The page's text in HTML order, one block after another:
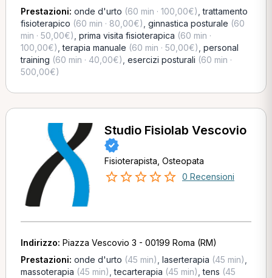
Prestazioni: onde d'urto (60 min · 100,00€) ,trattamento
fisioterapico (60 min · 80,00€) ginnastica posturale (60
min · 50,00€) prima visita fisioterapica (60 min ·
100,00€) ,terapia manuale (60 min · 50,00€) personal
training (60 min · 40,00€) esercizi posturali (60 min ·
500,00€)
Studio Fisiolab Vescovio
Fisioterapista, Osteopata
0 Recensioni
Indirizzo: Piazza Vescovio 3 - 00199 Roma (RM)
Prestazioni: onde d'urto (45 min) laserterapia (45 min)
massoterapia (45 min) ,tecarterapia (45 min) ,tens (45